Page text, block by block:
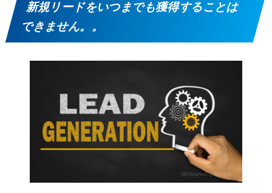
新規リードをいつまでも獲得することは
できません。。